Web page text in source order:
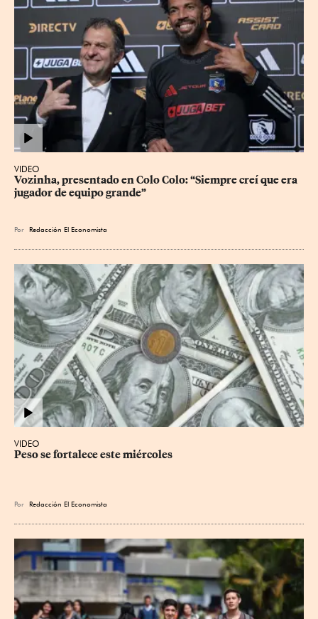
VIDEO
Vozinha, presentado en Colo Colo: “Siempre creí que era
jugador de equipo grande”
Por Redacción El Economista
VIDEO
Peso se fortalece este miércoles
Por Redacción El Economista